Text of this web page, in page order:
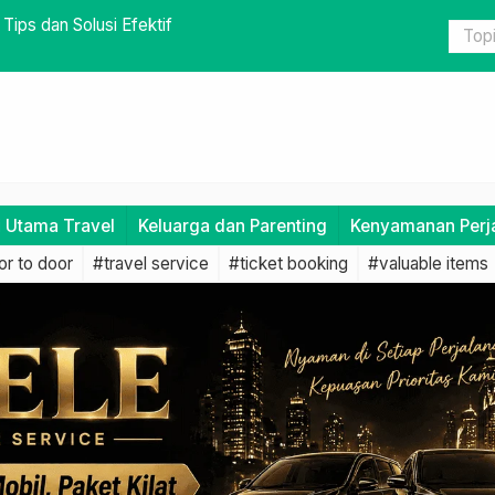
Perjalanan Bahaya
Utama Travel Keluarga dan Parenting Kenyamanan
to door #travel service #ticket booking #valuable items